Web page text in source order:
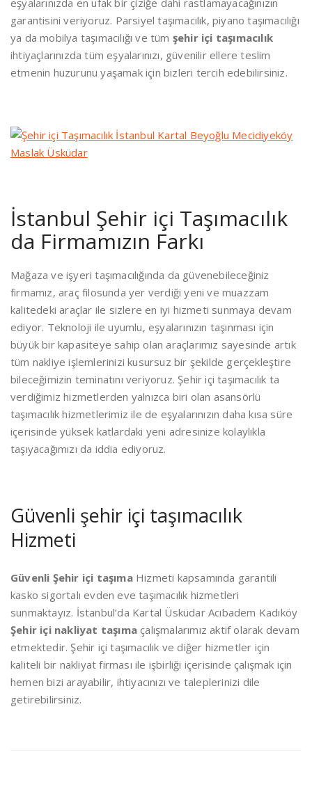
eşyalarınızda en ufak bir çiziğe dahi rastlamayacağınızın
garantisini veriyoruz. Parsiyel taşımacılık, piyano taşımacılığı
ya da mobilya taşımacılığı ve tüm şehir içi taşımacılık
ihtiyaçlarınızda tüm eşyalarınızı, güvenilir ellere teslim
etmenin huzurunu yaşamak için bizleri tercih edebilirsiniz.
İstanbul Şehir içi Taşımacılık
da Firmamızın Farkı
Mağaza ve işyeri taşımacılığında da güvenebileceğiniz
firmamız, araç filosunda yer verdiği yeni ve muazzam
kalitedeki araçlar ile sizlere en iyi hizmeti sunmaya devam
ediyor. Teknoloji ile uyumlu, eşyalarınızın taşınması için
büyük bir kapasiteye sahip olan araçlarımız sayesinde artık
tüm nakliye işlemlerinizi kusursuz bir şekilde gerçekleştire
bileceğimizin teminatını veriyoruz. Şehir içi taşımacılık ta
verdiğimiz hizmetlerden yalnızca biri olan asansörlü
taşımacılık hizmetlerimiz ile de eşyalarınızın daha kısa süre
içerisinde yüksek katlardaki yeni adresinize kolaylıkla
taşıyacağımızı da iddia ediyoruz.
Güvenli şehir içi taşımacılık
Hizmeti
Güvenli Şehir içi taşıma Hizmeti kapsamında garantili
kasko sigortalı evden eve taşımacılık hizmetleri
sunmaktayız. İstanbul’da Kartal Üsküdar Acıbadem Kadıköy
Şehir içi nakliyat taşıma çalışmalarımız aktif olarak devam
etmektedir. Şehir içi taşımacılık ve diğer hizmetler için
kaliteli bir nakliyat firması ile işbirliği içerisinde çalışmak için
hemen bizi arayabilir, ihtiyacınızı ve taleplerinizi dile
getirebilirsiniz.